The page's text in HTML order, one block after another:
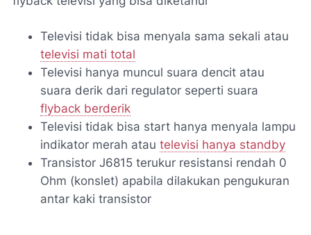
Televisi tidak bisa menyala sama sekali atau
televisi mati total
Televisi hanya muncul suara dencit atau
suara derik dari regulator seperti suara
flyback berderik
Televisi tidak bisa start hanya menyala lampu
indikator merah atau televisi hanya standby
Transistor J6815 terukur resistansi rendah 0
Ohm (konslet) apabila dilakukan pengukuran
antar kaki transistor